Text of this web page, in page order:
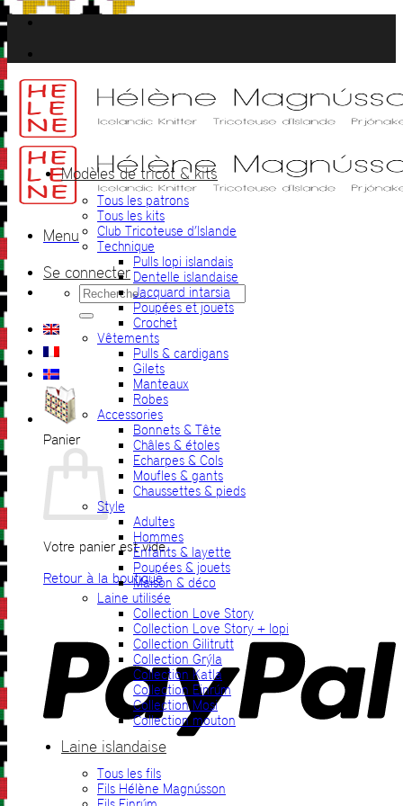
Passer
au
contenu
Menu
Se connecter
Recherche
pour :
Panier
Votre panier est vide.
Retour à la boutique
Modèles de tricot & kits
Tous les patrons
Tous les kits
Club Tricoteuse d’Islande
Technique
Pulls lopi islandais
Dentelle islandaise
Jacquard intarsia
Poupées et jouets
Crochet
Vêtements
Pulls & cardigans
Gilets
Manteaux
Robes
Accessories
Bonnets & Tête
Châles & étoles
Echarpes & Cols
Moufles & gants
Chaussettes & pieds
Style
Adultes
Hommes
Enfants & layette
Poupées & jouets
Maison & déco
Laine utilisée
Collection Love Story
Collection Love Story + lopi
Collection Gilitrutt
Collection Grýla
Collection Katla
Collection Einrúm
Collection Mosi
Collection mouton
Laine islandaise
Tous les fils
Fils Hélène Magnússon